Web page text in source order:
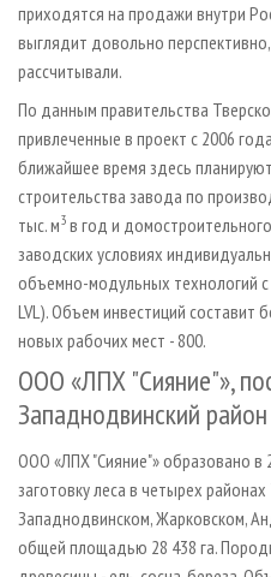
приходятся на продажи внутри
выглядит довольно
рассчитывали.
По данным правительства
привлеченные в проект с 2006
ближайшее время здесь
строительства завода по
тыс. м3 в год и
заводских условиях
объемно-модульных технологий с
LVL). Объем инвестиций составит
новых рабочих мест - 800.
ООО «ЛПХ "Сияние"»,
Западнодвинский район
ООО «ЛПХ "Сияние"» образовано в
заготовку леса в четырех
Западнодвинском, Жарковском,
общей площадью 28 438 га.